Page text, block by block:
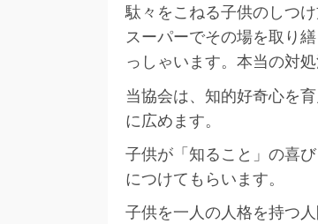
駄々をこねる子供のしつ
スーパーでその場を取り
っしゃいます。本当の対
当協会は、知的好奇心を
に広めます。
子供が「知ること」の喜
につけてもらいます。
子供を一人の人格を持つ